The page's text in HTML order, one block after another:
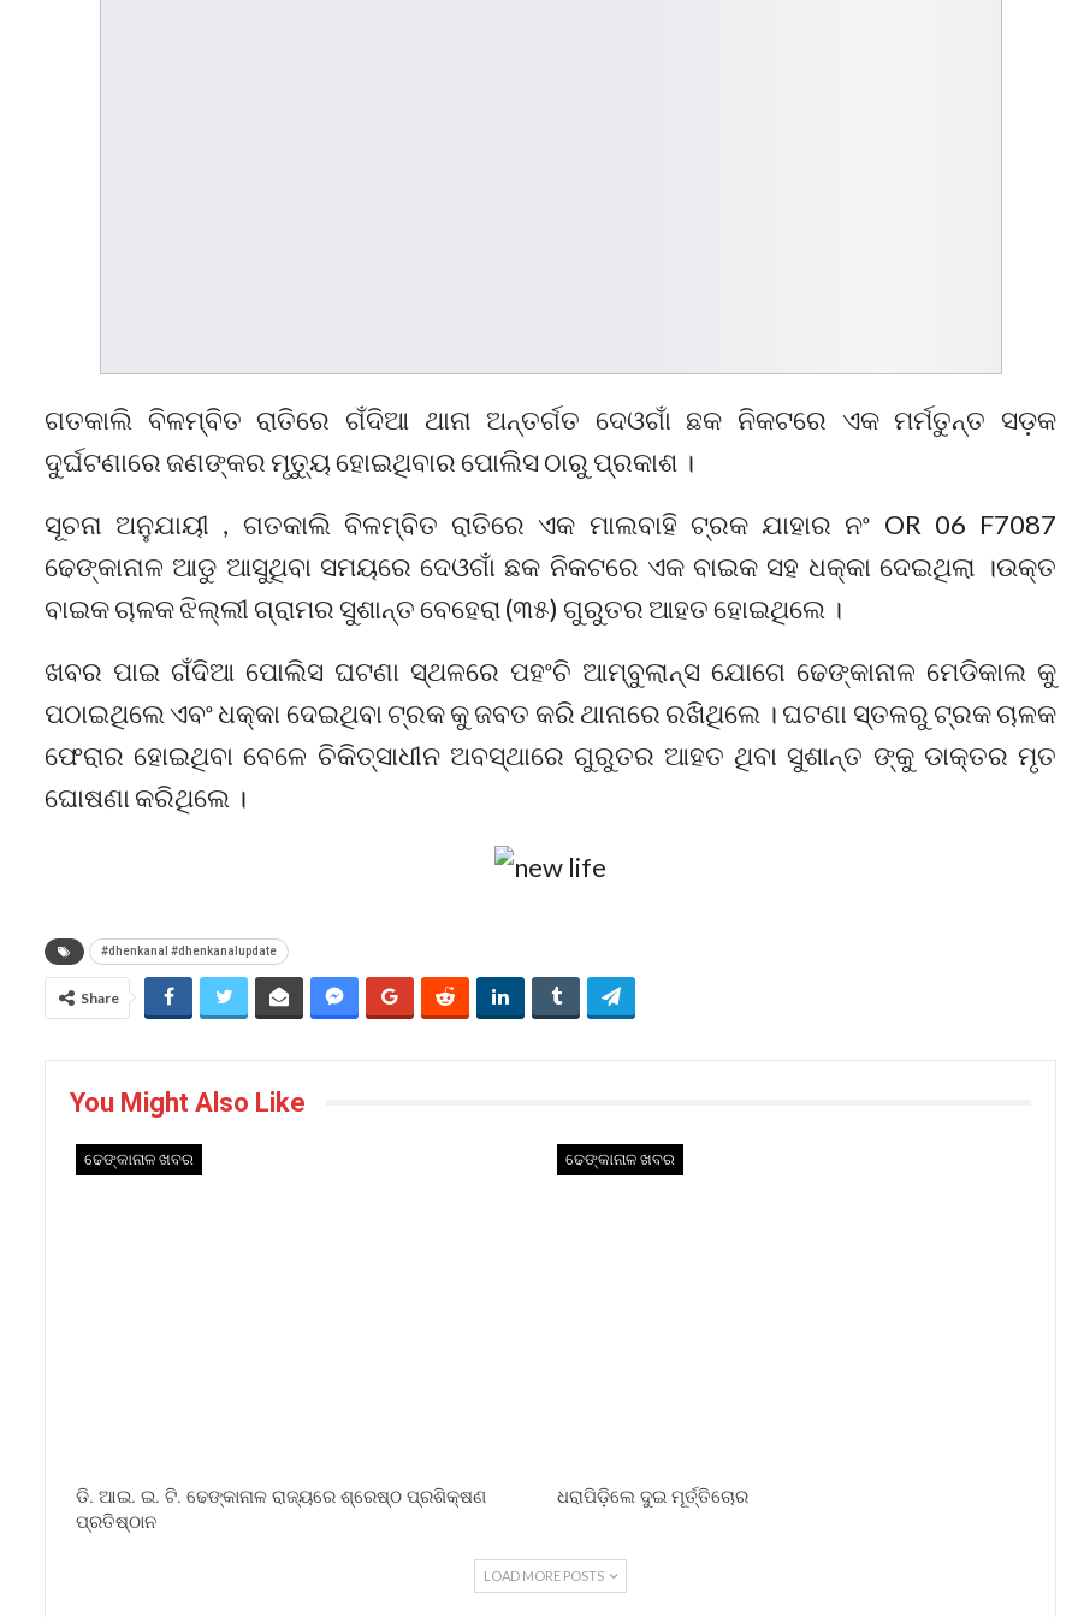
ଗତକାଲି ବିଳମ୍ବିତ ରାତିରେ ଗଁଦିଆ ଥାନା ଅନ୍ତର୍ଗତ ଦେଓଗାଁ ଛକ ନିକଟରେ ଏକ ମର୍ମତୁନ୍ତ ସଡ଼କ
ଦୁର୍ଘଟଣାରେ ଜଣଙ୍କର ମୃତ୍ୟୁ ହୋଇଥିବାର ପୋଲିସ ଠାରୁ ପ୍ରକାଶ ।
ସୂଚନା ଅନୁଯାୟୀ , ଗତକାଲି ବିଳମ୍ବିତ ରାତିରେ ଏକ ମାଲବାହି ଟ୍ରକ ଯାହାର ନଂ OR 06 F7087
ଢେଙ୍କାନାଳ ଆଡୁ ଆସୁଥିବା ସମୟରେ ଦେଓଗାଁ ଛକ ନିକଟରେ ଏକ ବାଇକ ସହ ଧକ୍କା ଦେଇଥିଲା ।ଉକ୍ତ
ବାଇକ ଚାଳକ ଝିଲ୍ଲୀ ଗ୍ରାମର ସୁଶାନ୍ତ ବେହେରା (୩୫) ଗୁରୁତର ଆହତ ହୋଇଥିଲେ ।
ଖବର ପାଇ ଗଁଦିଆ ପୋଲିସ ଘଟଣା ସ୍ଥଳରେ ପହଂଚି ଆମ୍ବୁଲାନ୍ସ ଯୋଗେ ଢେଙ୍କାନାଳ ମେଡିକାଲ କୁ
ପଠାଇଥିଲେ ଏବଂ ଧକ୍କା ଦେଇଥିବା ଟ୍ରକ କୁ ଜବତ କରି ଥାନାରେ ରଖିଥିଲେ । ଘଟଣା ସ୍ତଳରୁ ଟ୍ରକ ଚାଳକ
ଫେରାର ହୋଇଥିବା ବେଳେ ଚିକିତ୍ସାଧୀନ ଅବସ୍ଥାରେ ଗୁରୁତର ଆହତ ଥିବା ସୁଶାନ୍ତ ଙ୍କୁ ଡାକ୍ତର ମୃତ
ଘୋଷଣା କରିଥିଲେ ।
#dhenkanal #dhenkanalupdate
Share
You Might Also Like
ଢେଙ୍କାନାଳ ଖବର
ଡି. ଆଇ. ଇ. ଟି. ଢେଙ୍କାନାଳ ରାଜ୍ୟରେ ଶ୍ରେଷ୍ଠ ପ୍ରଶିକ୍ଷଣ
ପ୍ରତିଷ୍ଠାନ
ଢେଙ୍କାନାଳ ଖବର
ଧରାପିଡ଼ିଲେ ଦୁଇ ମୂର୍ତ୍ତିଚୋର
LOAD MORE POSTS